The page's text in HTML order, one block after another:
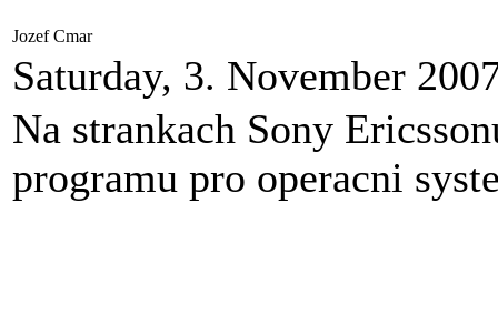
Jozef Cmar
Saturday, 3. November
Na strankach Sony
programu pro operacni